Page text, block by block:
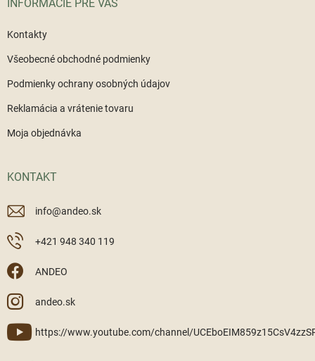
INFORMÁCIE PRE VÁS
Kontakty
Všeobecné obchodné podmienky
Podmienky ochrany osobných údajov
Reklamácia a vrátenie tovaru
Moja objednávka
KONTAKT
info@andeo.sk
+421 948 340 119
ANDEO
andeo.sk
https://www.youtube.com/channel/